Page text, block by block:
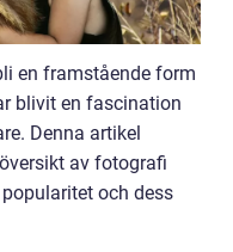
en framstående form
blivit en fascination
Denna artikel
av fotografi
och dess